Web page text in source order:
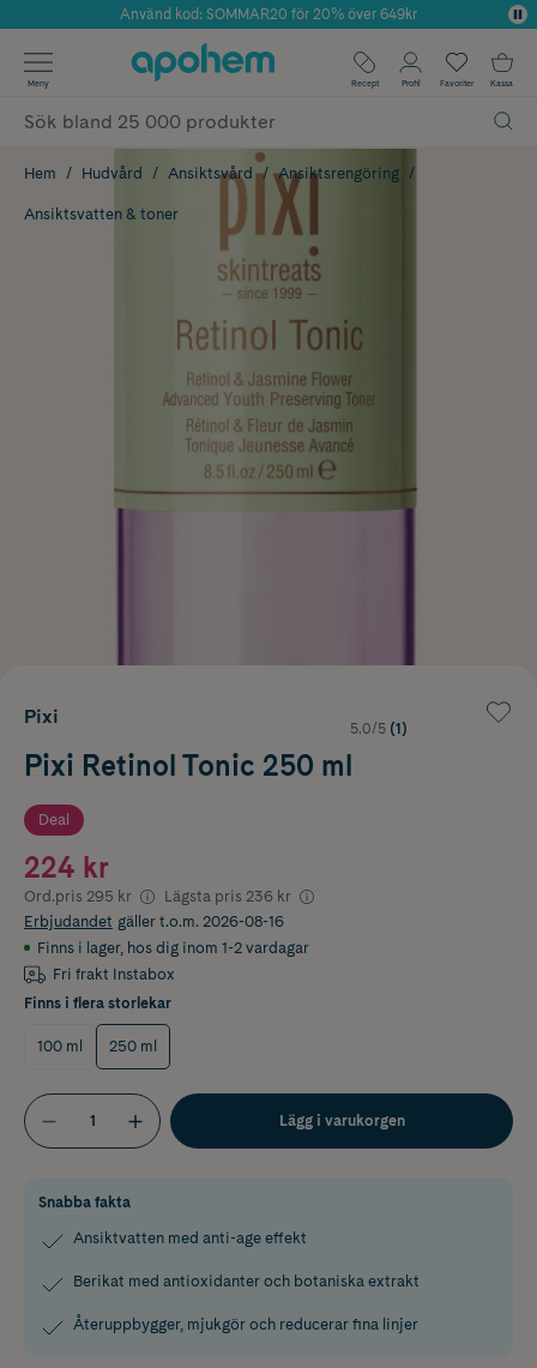
Årets Butik 2025 inom Skönhet
Använd kod: SOMMAR20 för 20% över 649kr
✓ Fri frakt
✓ Poäng på alla köp*
Meny Recept Profil Favoriter Kassa
Hem Hudvård Ansiktsvård Ansiktsrengöring
Ansiktsvatten & toner
Pixi
5.0/5 (1)
Pixi Retinol Tonic 250 ml
Deal
224 kr
Ord.pris 295 kr Lägsta pris 236 kr
Erbjudandet gäller t.o.m. 2026-08-16
Finns i lager, hos dig inom 1-2 vardagar
Fri frakt Instabox
Finns i flera storlekar
100 ml 250 ml
Lägg i varukorgen
Snabba fakta
Ansiktvatten med anti-age effekt
Berikat med antioxidanter och botaniska extrakt
Återuppbygger, mjukgör och reducerar fina linjer